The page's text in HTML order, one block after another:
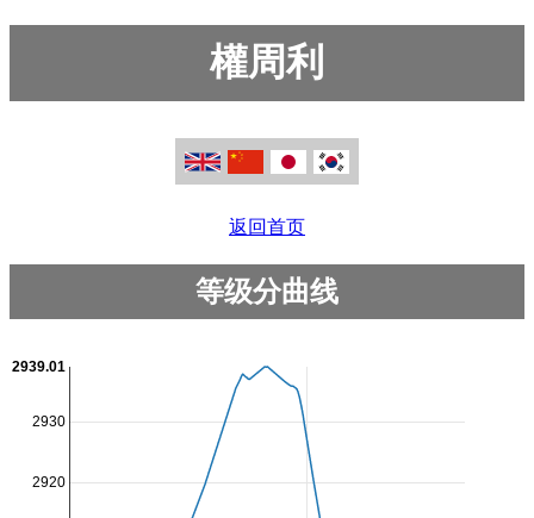
權周利
返回首页
等级分曲线
2920
2930
2939.01